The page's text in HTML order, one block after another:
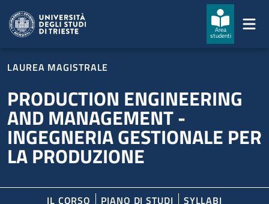
Area
studenti
LAUREA MAGISTRALE
PRODUCTION ENGINEERING
AND MANAGEMENT -
INGEGNERIA GESTIONALE PER
LA PRODUZIONE
IL CORSO PIANO DI STUDI SYLLABI